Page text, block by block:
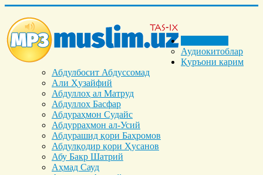
Аудиокитоблар
Қуръони карим
Абдулбосит Абдуссомад
Али Ҳузайфий
Абдуллоҳ ал Матруд
Абдуллоҳ Басфар
Абдураҳмон Судайс
Абдурраҳмон ал-Усий
Абдурашид қори Баҳромов
Абдулқодир қори Ҳусанов
Абу Бакр Шатрий
Аҳмад Сауд